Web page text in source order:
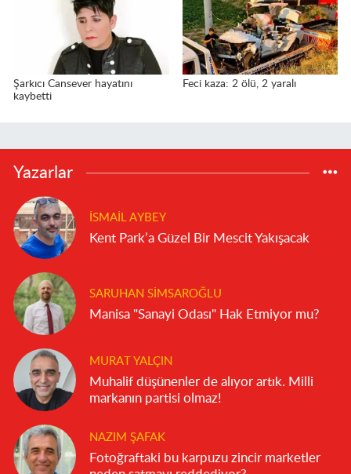
Şarkıcı Cansever hayatını
kaybetti
Feci kaza: 2 ölü, 2 yaralı
Yazarlar
İSMAIL AYBEY
Kent Park’a Güzel Bir Mescit Yakışacak
SARUHAN SIMSAROĞLU
Manisa "Sanayi Odası" Hak Etmiyor mu?
MURAT YALÇIN
Muhalif düşünenler de alıyor artık. Milli
markanın partisi olmaz!
NAZIM ŞAFAK
Fotoğraftaki bu karpuzu zincir marketler